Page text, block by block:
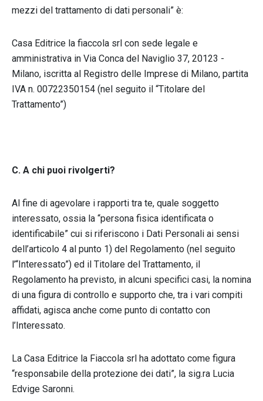
mezzi del trattamento di dati personali” è:
Casa Editrice la fiaccola srl con sede legale e
amministrativa in Via Conca del Naviglio 37, 20123 -
Milano, iscritta al Registro delle Imprese di Milano, partita
IVA n. 00722350154 (nel seguito il “Titolare del
Trattamento”)
C. A chi puoi rivolgerti?
Al fine di agevolare i rapporti tra te, quale soggetto
interessato, ossia la “persona fisica identificata o
identificabile” cui si riferiscono i Dati Personali ai sensi
dell’articolo 4 al punto 1) del Regolamento (nel seguito
l’“Interessato”) ed il Titolare del Trattamento, il
Regolamento ha previsto, in alcuni specifici casi, la nomina
di una figura di controllo e supporto che, tra i vari compiti
affidati, agisca anche come punto di contatto con
l’Interessato.
La Casa Editrice la Fiaccola srl ha adottato come figura
“responsabile della protezione dei dati”, la sig.ra Lucia
Edvige Saronni.